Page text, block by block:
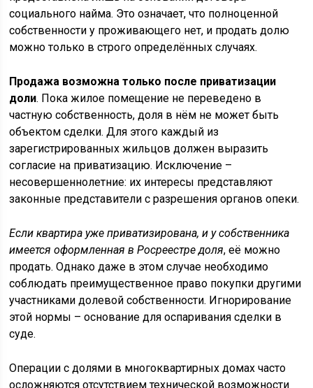
социального найма. Это означает, что полноценной
собственности у проживающего нет, и продать долю
можно только в строго определённых случаях.
Продажа возможна только после приватизации
доли. Пока жилое помещение не переведено в
частную собственность, доля в нём не может быть
объектом сделки. Для этого каждый из
зарегистрированных жильцов должен выразить
согласие на приватизацию. Исключение –
несовершеннолетние: их интересы представляют
законные представители с разрешения органов опеки.
Если квартира уже приватизирована, и у собственника
имеется оформленная в Росреестре доля, её можно
продать. Однако даже в этом случае необходимо
соблюдать преимущественное право покупки другими
участниками долевой собственности. Игнорирование
этой нормы – основание для оспаривания сделки в
суде.
Операции с долями в многоквартирных домах часто
осложняются отсутствием технической возможности